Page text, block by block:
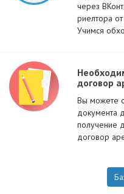
через
риелтора
Учимся
договор
Вы можете
документа
получение
договор